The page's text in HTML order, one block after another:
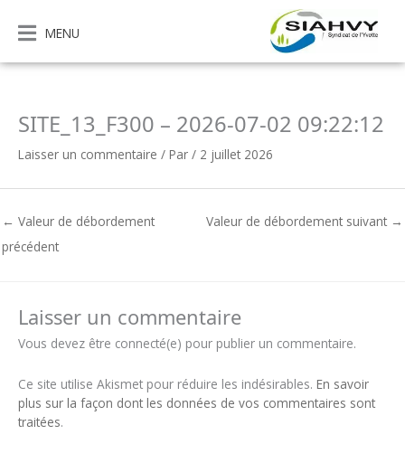
contenu
MENU
SITE_13_F300 – 2026-07-02 09:22:12
Laisser un commentaire / Par / 2 juillet 2026
← Valeur de débordement
précédent
Valeur de débordement suivant →
Laisser un commentaire
Vous devez être connecté(e) pour publier un commentaire.
Ce site utilise Akismet pour réduire les indésirables. En savoir
plus sur la façon dont les données de vos commentaires sont
traitées.